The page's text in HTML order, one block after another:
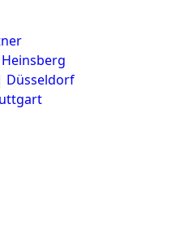
Düsseldorf